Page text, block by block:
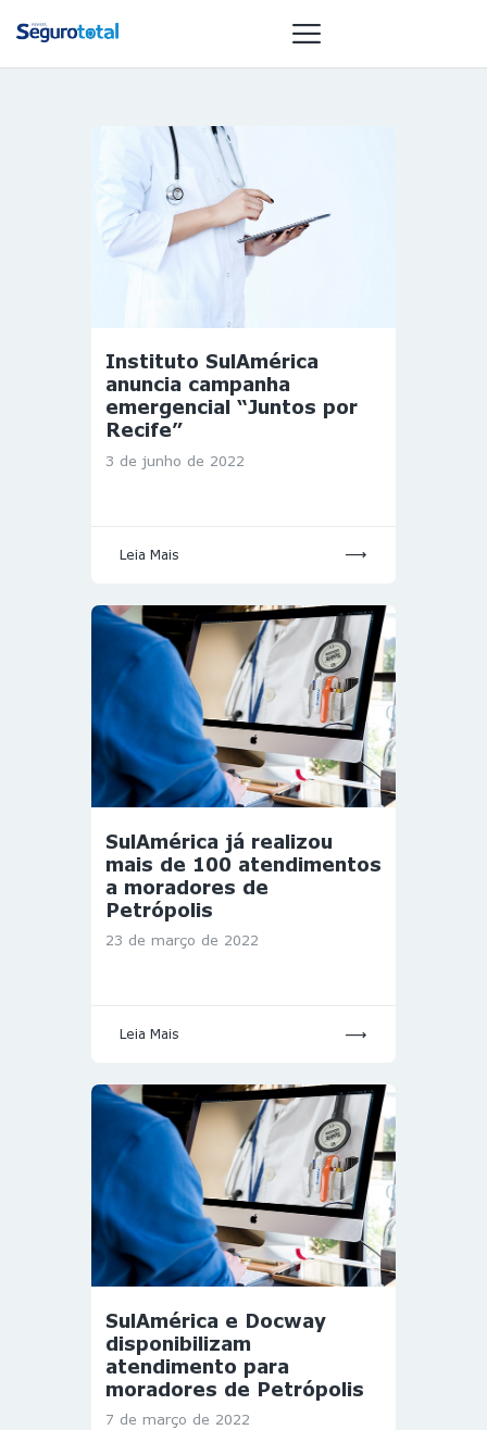
NOTÍCIAS
REVISTA
ESPECIAIS
GAIVOTA DE
OURO
GESTORAS
HOMEST
HOME
Instituto SulAmérica
anuncia campanha
emergencial “Juntos por
Recife”
3 de junho de 2022
Leia Mais
SulAmérica já realizou
mais de 100 atendimentos
a moradores de
Petrópolis
23 de março de 2022
Leia Mais
SulAmérica e Docway
disponibilizam
atendimento para
moradores de Petrópolis
7 de março de 2022